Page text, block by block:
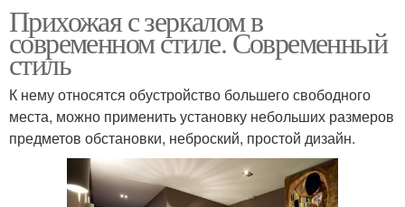
Прихожая с зеркалом в
современном стиле. Современный
стиль
К нему относятся обустройство большего свободного
места, можно применить установку небольших размеров
предметов обстановки, неброский, простой дизайн.